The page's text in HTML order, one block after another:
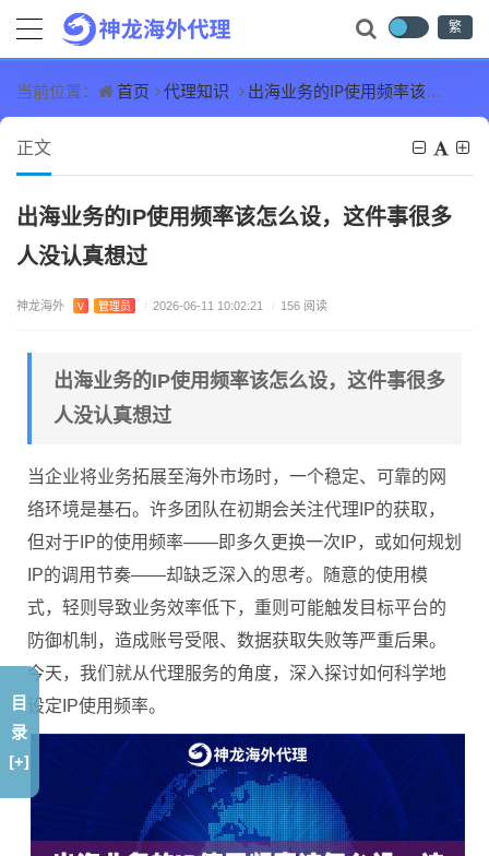
繁
当前位置： 首页 代理知识 出海业务的IP使用频率该怎么设，这件事很多人没认真想过
正文
出海业务的IP使用频率该怎么设，这件事很多
人没认真想过
神龙海外 V 管理员 / 2026-06-11 10:02:21 / 156 阅读
出海业务的IP使用频率该怎么设，这件事很多
人没认真想过
当企业将业务拓展至海外市场时，一个稳定、可靠的网
络环境是基石。许多团队在初期会关注代理IP的获取，
但对于IP的使用频率——即多久更换一次IP，或如何规划
IP的调用节奏——却缺乏深入的思考。随意的使用模
式，轻则导致业务效率低下，重则可能触发目标平台的
防御机制，造成账号受限、数据获取失败等严重后果。
今天，我们就从代理服务的角度，深入探讨如何科学地
设定IP使用频率。
目
录
[+]